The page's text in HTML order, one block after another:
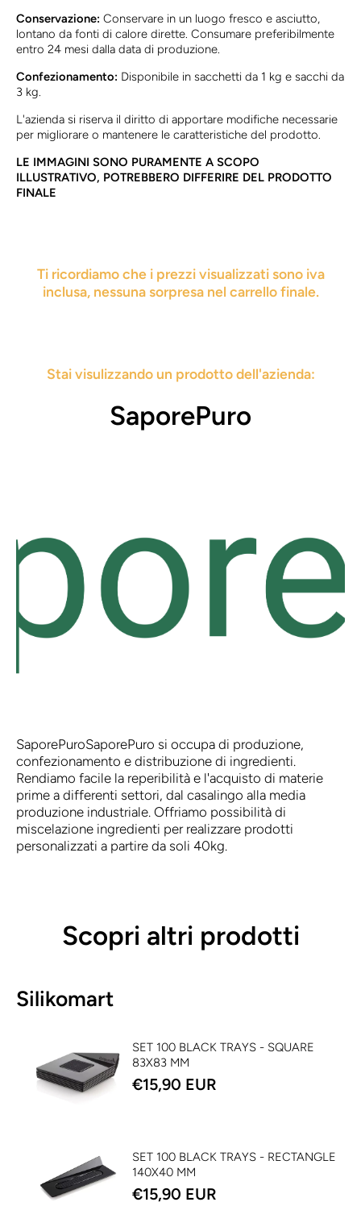
Conservazione: Conservare in un luogo fresco e asciutto,
lontano da fonti di calore dirette. Consumare preferibilmente
entro 24 mesi dalla data di produzione.
Confezionamento: Disponibile in sacchetti da 1 kg e sacchi da
3 kg.
L'azienda si riserva il diritto di apportare modifiche necessarie
per migliorare o mantenere le caratteristiche del prodotto.
LE IMMAGINI SONO PURAMENTE A SCOPO
ILLUSTRATIVO, POTREBBERO DIFFERIRE DEL PRODOTTO
FINALE
Ti ricordiamo che i prezzi visualizzati sono iva
inclusa, nessuna sorpresa nel carrello finale.
Stai visulizzando un prodotto dell'azienda:
SaporePuro
SaporePuroSaporePuro si occupa di produzione,
confezionamento e distribuzione di ingredienti.
Rendiamo facile la reperibilità e l'acquisto di materie
prime a differenti settori, dal casalingo alla media
produzione industriale. Offriamo possibilità di
miscelazione ingredienti per realizzare prodotti
personalizzati a partire da soli 40kg.
Scopri altri prodotti
Silikomart
SET 100 BLACK TRAYS - SQUARE
83X83 MM
€15,90 EUR
SET 100 BLACK TRAYS - RECTANGLE
140X40 MM
€15,90 EUR